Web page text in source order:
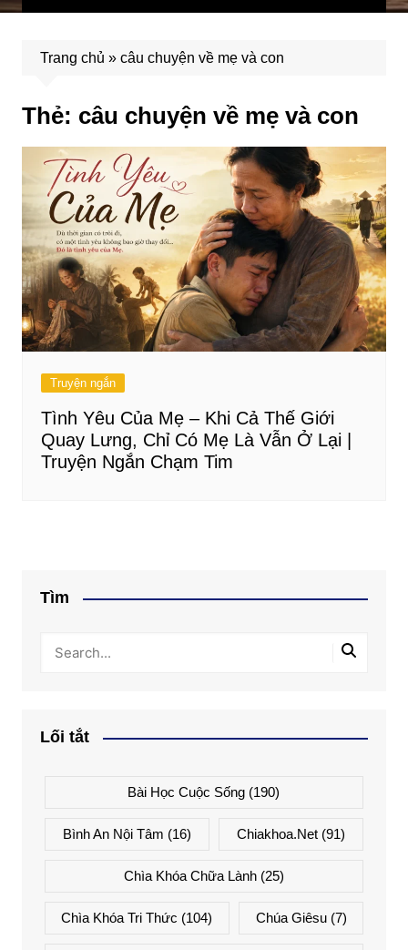
Trang chủ » câu chuyện về mẹ và con
Thẻ: câu chuyện về mẹ và con
Truyện ngắn
Tình Yêu Của Mẹ – Khi Cả Thế Giới
Quay Lưng, Chỉ Có Mẹ Là Vẫn Ở Lại |
Truyện Ngắn Chạm Tim
Tìm
Lối tắt
Bài Học Cuộc Sống (190)
Bình An Nội Tâm (16) Chiakhoa.net (91)
Chìa Khóa Chữa Lành(25)
Chìa Khóa Tri Thức (104) Chúa Giêsu(7)